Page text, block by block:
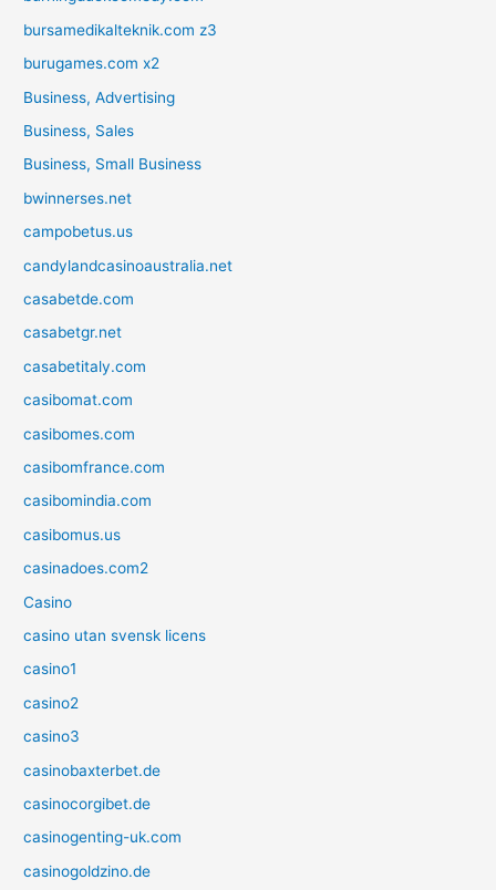
bursamedikalteknik.com z3
burugames.com x2
Business, Advertising
Business, Sales
Business, Small Business
bwinnerses.net
campobetus.us
candylandcasinoaustralia.net
casabetde.com
casabetgr.net
casabetitaly.com
casibomat.com
casibomes.com
casibomfrance.com
casibomindia.com
casibomus.us
casinadoes.com2
Casino
casino utan svensk licens
casino1
casino2
casino3
casinobaxterbet.de
casinocorgibet.de
casinogenting-uk.com
casinogoldzino.de